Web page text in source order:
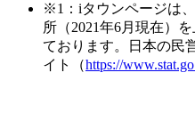
※1：iタウンページは
所（2021年6月現在）
ております。日本の民
イト（https://